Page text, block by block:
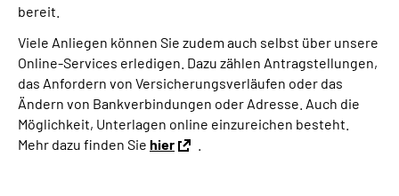
Leichte Sprache
Suche
Mein Kundenportal
bereit.
Viele Anliegen können Sie zudem auch selbst über unsere
Online-Services erledigen. Dazu zählen Antragstellungen,
das Anfordern von Versicherungsverläufen oder das
Ändern von Bankverbindungen oder Adresse. Auch die
Möglichkeit, Unterlagen online einzureichen besteht.
Mehr dazu finden Sie hier